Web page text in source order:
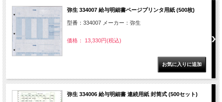
弥生 334007 給与明細書ページプリンタ用紙 (500枚)
型番：334007 メーカー：弥生
価格： 13,330円(税込)
弥生 334006 給与明細書 連続用紙 封筒式 (500セット)